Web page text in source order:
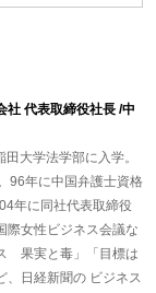
代表取締役社長 /中
大学法学部に入学。
96年に中国弁護士資格
年に同社代表取締役
際女性ビジネス会議な
果実と毒」「目標は
、日経新聞の ビジネス